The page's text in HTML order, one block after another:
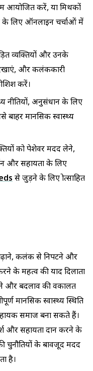
आयोजित करें, या मिथकों
लिए ऑनलाइन चर्चाओं में
व्यक्तियों और उनके
और कलंककारी
करें।
नीतियों, अनुसंधान के लिए
मानसिक स्वास्थ्य
को पेशेवर मदद लेने,
और सहायता के लिए
से जुड़ने के लिए प्रोत्साहित
बढ़ाने, कलंक से निपटने और
के महत्व की याद दिलाता
और बदलाव की वकालत
मानसिक स्वास्थ्य स्थिति
समाज बना सकते हैं।
और सहायता प्रदान करने के
चुनौतियों के बावजूद मदद
है।